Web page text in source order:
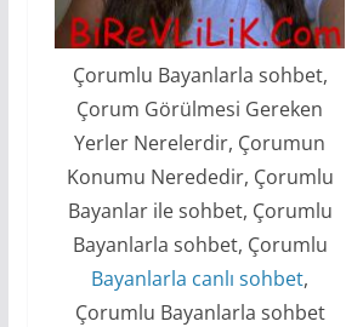
Çorumlu Bayanlarla sohbet,
Çorum Görülmesi Gereken
Yerler Nerelerdir, Çorumun
Konumu Nerededir, Çorumlu
Bayanlar ile sohbet, Çorumlu
Bayanlarla sohbet, Çorumlu
Bayanlarla canlı sohbet,
Çorumlu Bayanlarla sohbet